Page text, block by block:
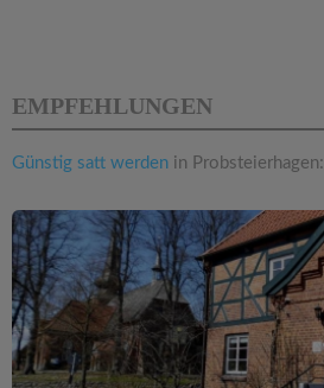
EMPFEHLUNGEN
Günstig satt werden in Probsteierhagen: